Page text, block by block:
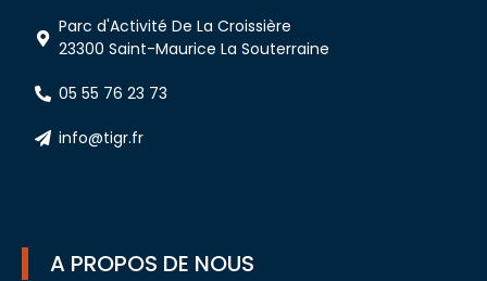
Parc d'Activité De La Croissière
23300 Saint-Maurice La Souterraine
05 55 76 23 73
info@tigr.fr
A PROPOS DE NOUS